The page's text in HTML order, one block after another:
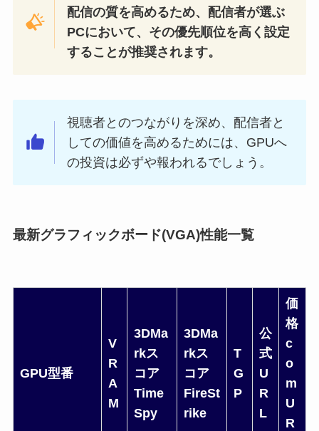
配信の質を高めるため、配信者が選ぶ
PCにおいて、その優先順位を高く設定
することが推奨されます。
視聴者とのつながりを深め、配信者と
しての価値を高めるためには、GPUへ
の投資は必ずや報われるでしょう。
最新グラフィックボード(VGA)性能一覧
GPU型番
V
R
A
M
3DMa
rkス
コア
Time
Spy
3DMa
rkス
コア
FireSt
rike
T
G
P
公
式
U
R
L
価
格
c
o
m
U
R